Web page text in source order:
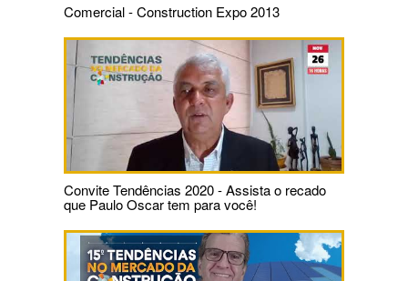
Comercial - Construction Expo 2013
Convite Tendências 2020 - Assista o recado
que Paulo Oscar tem para você!